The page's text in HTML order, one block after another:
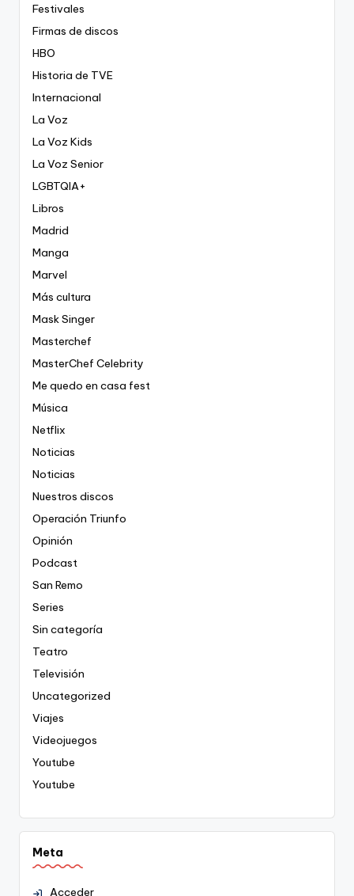
Festivales
Firmas de discos
HBO
Historia de TVE
Internacional
La Voz
La Voz Kids
La Voz Senior
LGBTQIA+
Libros
Madrid
Manga
Marvel
Más cultura
Mask Singer
Masterchef
MasterChef Celebrity
Me quedo en casa fest
Música
Netflix
Noticias
Noticias
Nuestros discos
Operación Triunfo
Opinión
Podcast
San Remo
Series
Sin categoría
Teatro
Televisión
Uncategorized
Viajes
Videojuegos
Youtube
Youtube
Meta
Acceder